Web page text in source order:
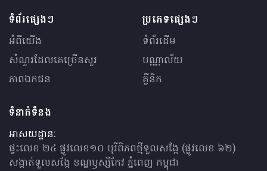
ទំព័រផ្សេងៗ
អំពីយើង
សំណួរ​ដែលគេ​ច្រើន​សួរ
ភាពឯកជន
ប្រភេទផ្សេងៗ
ទំព័រដើម
បណ្ណាល័យ
គ្លីនិក
ទំនាក់ទំនង
អាសយដ្ឋាន:
ផ្ទះលេខ ២៤ ផ្លូវលេខ១០ បុរីពិភពថ្មីទួលសង្កែ (ផ្លូវលេខ ៦២)
សង្កាត់ទួលសង្កែ ខណ្ឌឫស្សីកែវ ភ្នំពេញ កម្ពុជា